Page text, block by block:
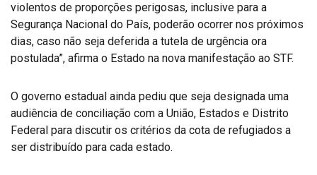
violentos de proporções perigosas, inclusive para a
Segurança Nacional do País, poderão ocorrer nos próximos
dias, caso não seja deferida a tutela de urgência ora
postulada”, afirma o Estado na nova manifestação ao STF.
O governo estadual ainda pediu que seja designada uma
audiência de conciliação com a União, Estados e Distrito
Federal para discutir os critérios da cota de refugiados a
ser distribuído para cada estado.